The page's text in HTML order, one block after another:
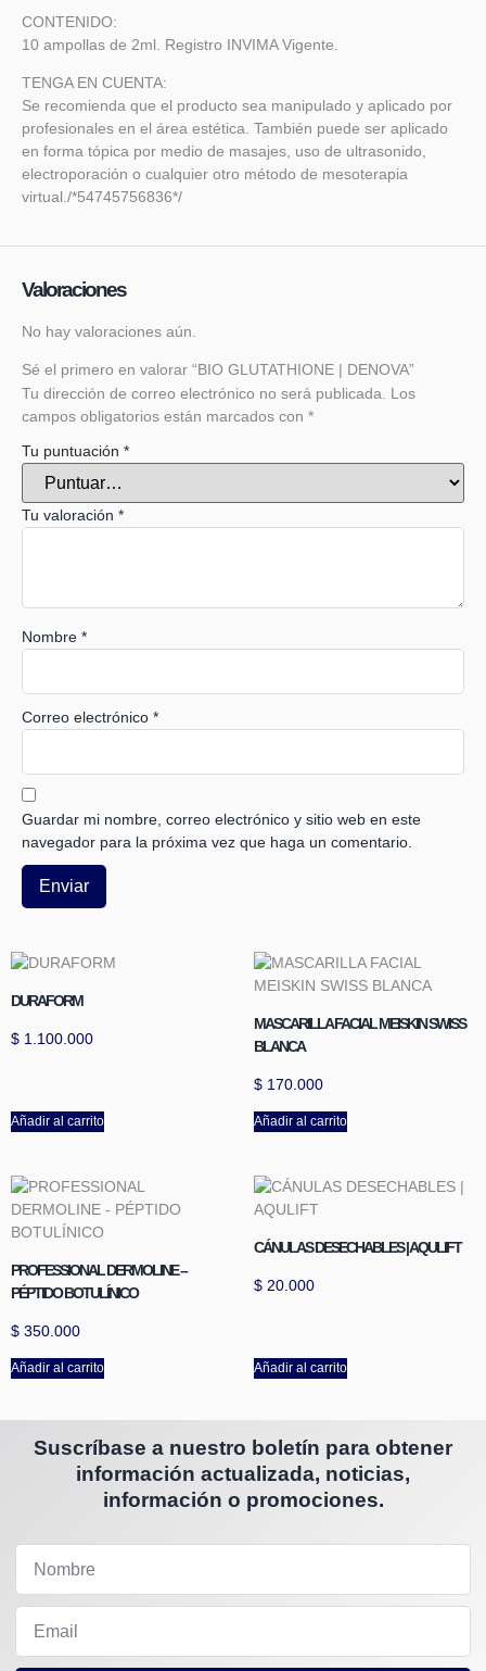
CONTENIDO:
10 ampollas de 2ml. Registro INVIMA Vigente.
TENGA EN CUENTA:
Se recomienda que el producto sea manipulado y aplicado por
profesionales en el área estética. También puede ser aplicado
en forma tópica por medio de masajes, uso de ultrasonido,
electroporación o cualquier otro método de mesoterapia
virtual./*54745756836*/
Valoraciones
No hay valoraciones aún.
Sé el primero en valorar “BIO GLUTATHIONE | DENOVA”
Tu dirección de correo electrónico no será publicada.
Los
campos obligatorios están marcados con *
Tu puntuación *
Tu valoración *
Nombre *
Correo electrónico *
Guardar mi nombre, correo electrónico y sitio web en este
navegador para la próxima vez que haga un comentario.
DURAFORM
$ 1.100.000
Añadir al carrito
MASCARILLA FACIAL MEISKIN SWISS
BLANCA
$ 170.000
Añadir al carrito
PROFESSIONAL DERMOLINE –
PÉPTIDO BOTULÍNICO
$ 350.000
Añadir al carrito
CÁNULAS DESECHABLES | AQULIFT
$ 20.000
Añadir al carrito
Suscríbase a nuestro boletín para obtener
información actualizada, noticias,
información o promociones.